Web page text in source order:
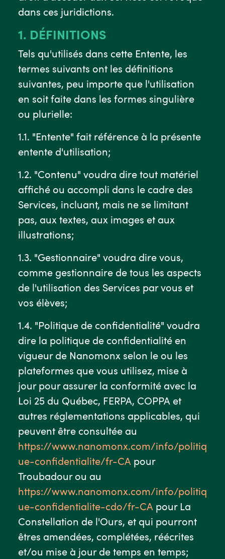
dans ces juridictions.
1. DÉFINITIONS
Tels qu'utilisés dans cette Entente, les
termes suivants ont les définitions
suivantes, peu importe que l'utilisation
en soit faite dans les formes singulière
ou plurielle:
1.1. "Entente" fait référence à la présente
entente d'utilisation;
1.2. "Contenu" voudra dire tout matériel
affiché ou accompli dans le cadre des
Services, incluant, mais ne se limitant
pas, aux textes, aux images et aux
illustrations;
1.3. "Gestionnaire" voudra dire vous,
comme gestionnaire de tous les aspects
de l'utilisation des Services par vous et
vos élèves;
1.4. "Politique de confidentialité" voudra
dire la politique de confidentialité en
vigueur de Nanomonx selon le ou les
plateformes que vous utilisez, mise à
jour pour assurer la conformité avec la
Loi 25 du Québec, FERPA, COPPA et
autres réglementations applicables, qui
peuvent être consultée au
https://www.nanomonx.com/info/politiq
ue-confidentialite/fr-CA pour
Troubadour ou au
https://www.nanomonx.com/info/politiq
ue-confidentialite-cdo/fr-CA pour La
Constellation de l'Ours, et qui pourront
êtres amendées, complétées, réécrites
et/ou mise à jour de temps en temps;